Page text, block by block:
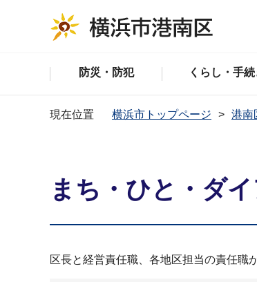
防災・防犯 くらし・手続
現在位置 横浜市トップページ 港南
まち・ひと・ダ
区長と経営責任職、各地区担当の責任職